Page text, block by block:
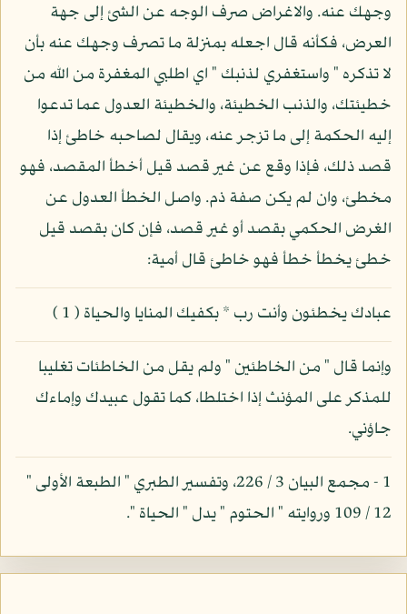
وجهك عنه. والاغراض صرف الوجه عن الشئ إلى جهة
العرض، فكأنه قال اجعله بمنزلة ما تصرف وجهك عنه بأن
لا تذكره " واستغفري لذنبك " اي اطلبي المغفرة من الله من
خطيئتك، والذنب الخطيئة، والخطيئة العدول عما تدعوا
إليه الحكمة إلى ما تزجر عنه، ويقال لصاحبه خاطئ إذا
قصد ذلك، فإذا وقع عن غير قصد قيل أخطأ المقصد، فهو
مخطئ، وان لم يكن صفة ذم. واصل الخطأ العدول عن
الغرض الحكمي بقصد أو غير قصد، فإن كان بقصد قيل
خطئ يخطأ خطأ فهو خاطئ قال أمية:
عبادك يخطئون وأنت رب * بكفيك المنايا والحياة ( 1 )
وإنما قال " من الخاطئين " ولم يقل من الخاطئات تغليبا
للمذكر على المؤنث إذا اختلطا، كما تقول عبيدك وإماءك
جاؤني.
1 - مجمع البيان 3 / 226، وتفسير الطبري " الطبعة الأولى "
12 / 109 وروايته " الحتوم " يدل " الحياة ".